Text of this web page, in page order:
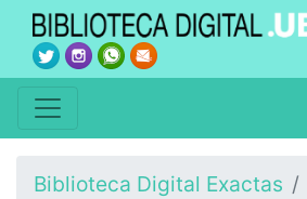
Biblioteca Digital Exactas